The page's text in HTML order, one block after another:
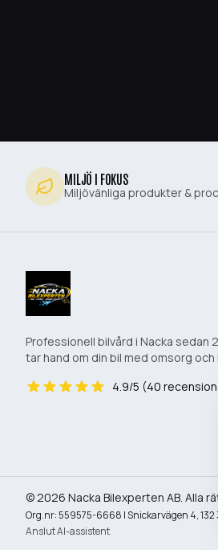
MILJÖ I FOKUS
Miljövänliga produkter &
Professionell bilvård i Nacka sedan
tar hand om din bil med omsorg och
4.9/5 (40
©2026 Nacka Bilexperten AB. Alla
Org.nr: 559575-6668 |Snickarvägen 4,132
Anslut AI-assistent